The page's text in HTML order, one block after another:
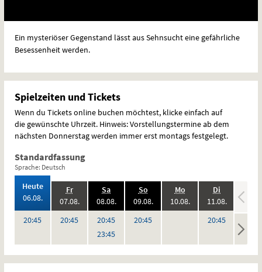
Ein mysteriöser Gegenstand lässt aus Sehnsucht eine gefährliche
Besessenheit werden.
Spielzeiten und Tickets
Wenn du Tickets online buchen möchtest, klicke einfach auf
die gewünschte Uhrzeit. Hinweis: Vorstellungstermine ab dem
nächsten Donnerstag werden immer erst montags festgelegt.
Standardfassung
Sprache: Deutsch
Heute,
06.08.2026:
20:45Uhr
Fr.,
07.08.2026:
20:45Uhr
Sa.,
08.08.2026:
20:45Uhr
23:45Uhr
So.,
09.08.2026:
20:45Uhr
Mo.,
10.08.2026:
Di
11.08.2026:
20:45Uhr